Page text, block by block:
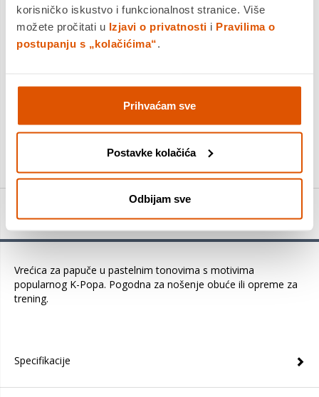
korisničko iskustvo i funkcionalnost stranice. Više
možete pročitati u Izjavi o privatnosti i Pravilima o
postupanju s „kolačićima“.
Prihvaćam sve
Postavke kolačića
Odbijam sve
Platite gotovinom pri preuzimanju, Internet bankarstvom, karticama
jednokratno i na rate
Povrat robe moguć unutar 14 dana
DODAJTE U KOŠARICU
KUPITE ODMAH
Vrećica za papuče u pastelnim tonovima s motivima
popularnog K-Popa. Pogodna za nošenje obuće ili opreme za
trening.
Specifikacije